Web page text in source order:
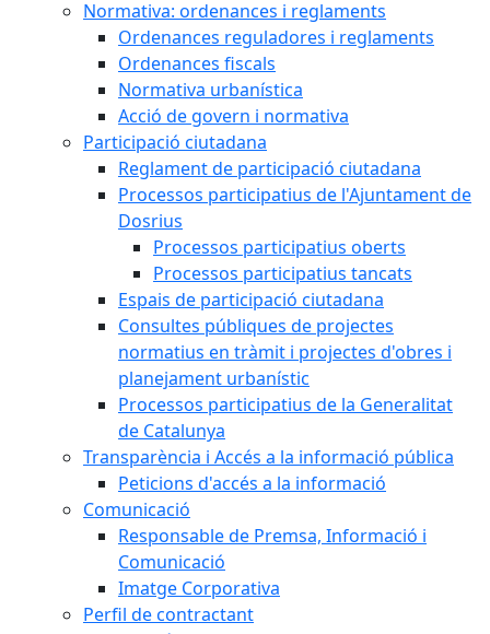
Normativa: ordenances i reglaments
Ordenances reguladores i reglaments
Ordenances fiscals
Normativa urbanística
Acció de govern i normativa
Participació ciutadana
Reglament de participació ciutadana
Processos participatius de l'Ajuntament de
Dosrius
Processos participatius oberts
Processos participatius tancats
Espais de participació ciutadana
Consultes públiques de projectes
normatius en tràmit i projectes d'obres i
planejament urbanístic
Processos participatius de la Generalitat
de Catalunya
Transparència i Accés a la informació pública
Peticions d'accés a la informació
Comunicació
Responsable de Premsa, Informació i
Comunicació
Imatge Corporativa
Perfil de contractant